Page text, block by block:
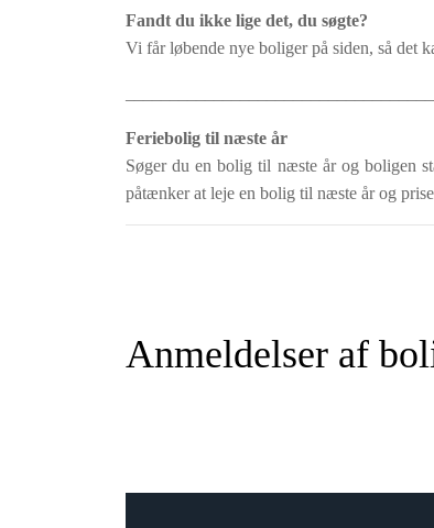
Fandt du ikke lige det, du søgte?
Vi får løbende nye boliger på siden, så det
Feriebolig til næste år
Søger du en bolig til næste år og boligen
påtænker at leje en bolig til næste år og
Anmeldelser af